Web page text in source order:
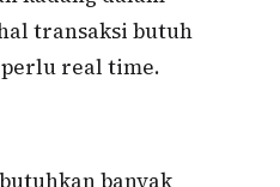
transaksi butuh
real time.
banyak